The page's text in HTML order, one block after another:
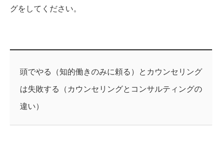
グをしてください。
頭でやる（知的働きのみに頼る）とカウンセリング
は失敗する（カウンセリングとコンサルティングの
違い）